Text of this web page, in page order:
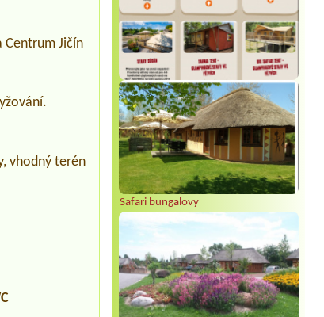
Safari bungalovy
Centrum Jičín
vhodný terén